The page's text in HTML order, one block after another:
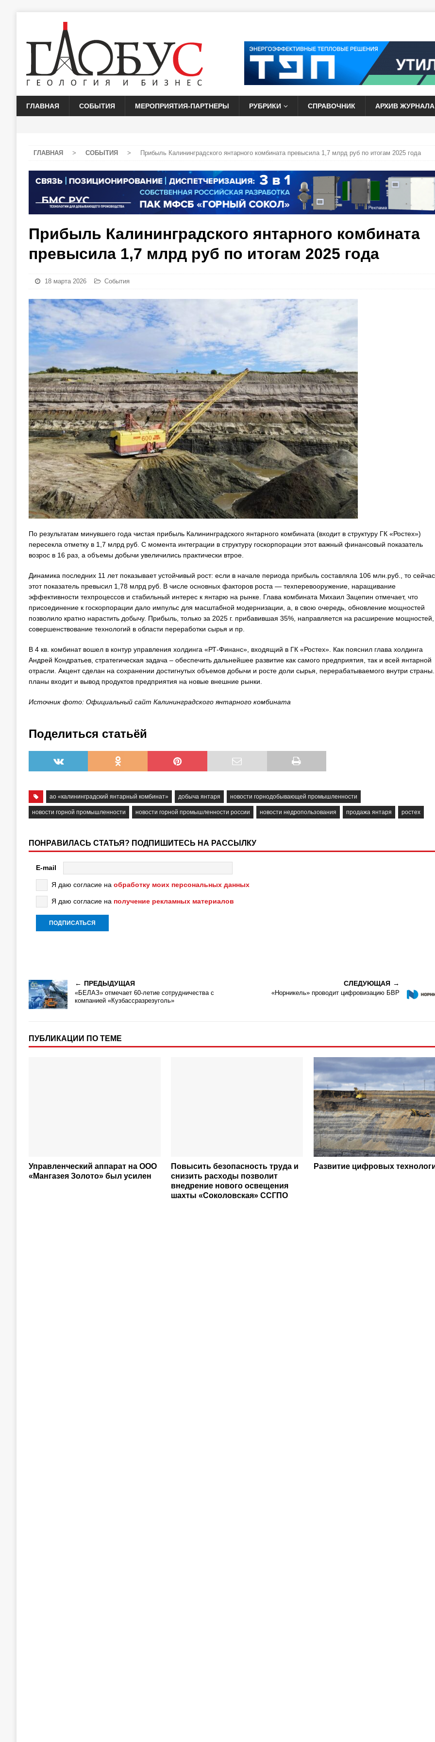
ГЛАВНАЯ СОБЫТИЯ МЕРОПРИЯТИЯ-ПАРТНЕРЫ РУБРИКИ СПРАВОЧНИК АРХИВ ЖУРНАЛА
ГЛАВНАЯ > СОБЫТИЯ > Прибыль Калининградского янтарного комбината превысила 1,7 млрд руб по итогам 2025 года
Прибыль Калининградского янтарного комбината
превысила 1,7 млрд руб по итогам 2025 года
18 марта 2026 События
По результатам минувшего года чистая прибыль Калининградского янтарного комбината (входит в структуру ГК «Ростех»)
пересекла отметку в 1,7 млрд руб. С момента интеграции в структуру госкорпорации этот важный финансовый показатель
возрос в 16 раз, а объемы добычи увеличились практически втрое.
Динамика последних 11 лет показывает устойчивый рост: если в начале периода прибыль составляла 106 млн.руб., то сейчас
этот показатель превысил 1,78 млрд руб. В числе основных факторов роста — техперевооружение, наращивание
эффективности техпроцессов и стабильный интерес к янтарю на рынке. Глава комбината Михаил Зацепин отмечает, что
присоединение к госкорпорации дало импульс для масштабной модернизации, а, в свою очередь, обновление мощностей
позволило кратно нарастить добычу. Прибыль, только за 2025 г. прибавившая 35%, направляется на расширение мощностей,
совершенствование технологий в области переработки сырья и пр.
В 4 кв. комбинат вошел в контур управления холдинга «РТ-Финанс», входящий в ГК «Ростех». Как пояснил глава холдинга
Андрей Кондратьев, стратегическая задача – обеспечить дальнейшее развитие как самого предприятия, так и всей янтарной
отрасли. Акцент сделан на сохранении достигнутых объемов добычи и росте доли сырья, перерабатываемого внутри
планы входит и вывод продуктов предприятия на новые внешние рынки.
Источник фото: Официальный сайт Калининградского янтарного комбината
Поделиться статьёй
ао «калининградский янтарный комбинат» добыча янтаря новости горнодобывающей промышленности
новости горной промышленности новости горной промышленности россии новости недропользования продажа янтаря ростех
ПОНРАВИЛАСЬ СТАТЬЯ? ПОДПИШИТЕСЬ НА РАССЫЛКУ
E-mail
Я даю согласие на обработку моих персональных данных
Я даю согласие на получение рекламных материалов
ПРЕДЫДУЩАЯ
«БЕЛАЗ» отмечает 60-летие сотрудничества с
компанией «Кузбассразрезуголь»
СЛЕДУЮЩАЯ
«Норникель» проводит цифровизацию БВР
ПУБЛИКАЦИИ ПО ТЕМЕ
Управленческий аппарат на ООО
«Мангазея Золото» был усилен
Повысить безопасность труда и
снизить расходы позволит
внедрение нового освещения
шахты «Соколовская» ССГПО
Развитие цифровых